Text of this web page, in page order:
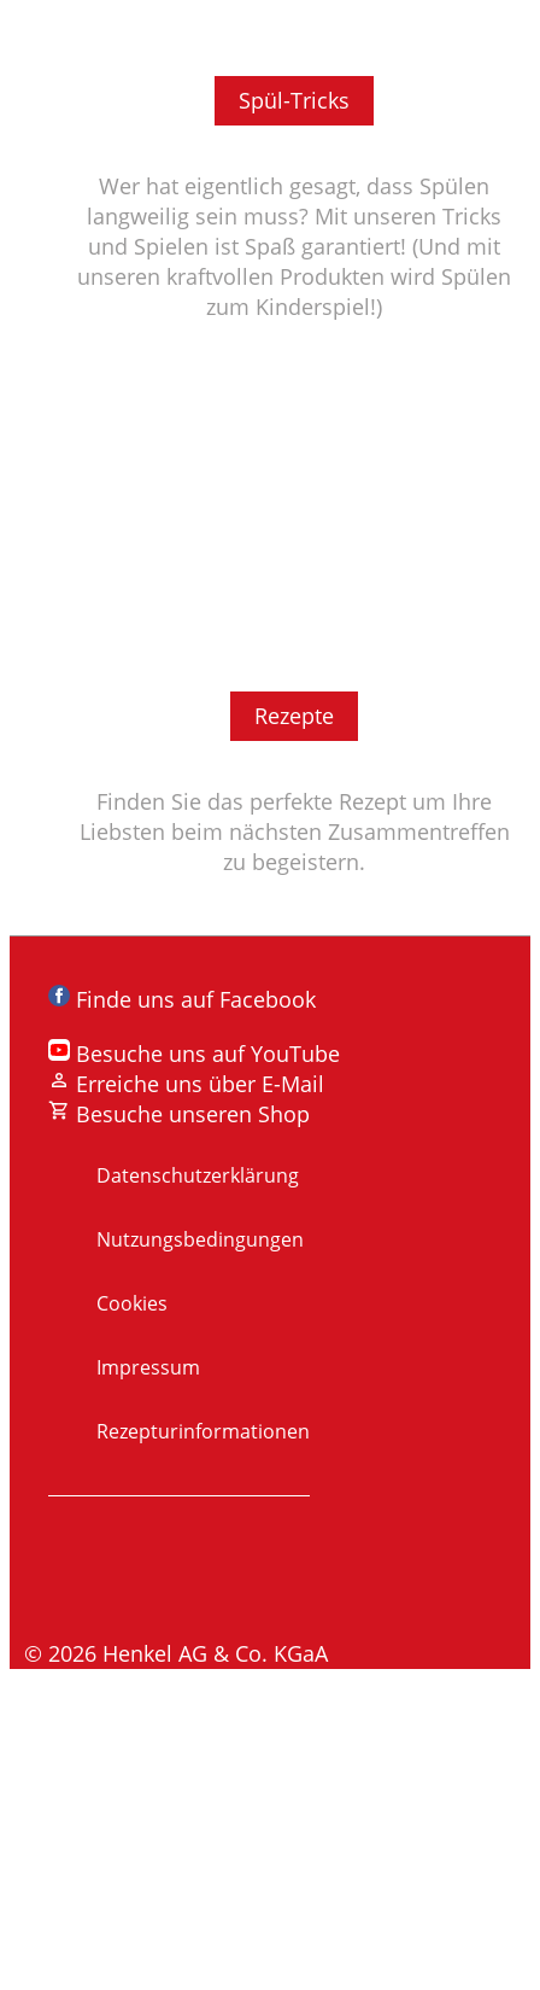
Spül-Tricks
Wer hat eigentlich gesagt, dass Spülen
langweilig sein muss? Mit unseren Tricks
und Spielen ist Spaß garantiert! (Und mit
unseren kraftvollen Produkten wird Spülen
zum Kinderspiel!)
Rezepte
Finden Sie das perfekte Rezept um Ihre
Liebsten beim nächsten Zusammentreffen
zu begeistern.
Finde uns auf Facebook
Besuche uns auf YouTube
Erreiche uns über E-Mail
Besuche unseren Shop
Datenschutzerklärung
Nutzungsbedingungen
Cookies
Impressum
Rezepturinformationen
© 2026 Henkel AG & Co. KGaA